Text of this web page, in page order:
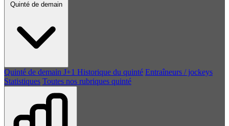
Quinté de demain
Quinté de demain J+1 Historique du quinté Entraîneurs / jockeys
Statistiques Toutes nos rubriques quinté